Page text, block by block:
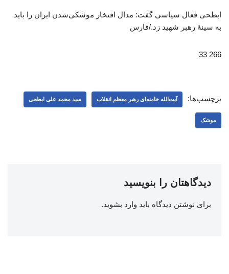
ابطحی فعال سیاسی گفت: مدال افتخار موشکی‌شدن ایران را باید
به سینهٔ رهبر شهید زد./فارس
266 33
برچسب‌ها: آیت‌الله خامنه‌ای رهبر معظم انقلاب سید محمد علی ابطحی
موشک
دیدگاهتان را بنویسید
برای نوشتن دیدگاه باید وارد بشوید.